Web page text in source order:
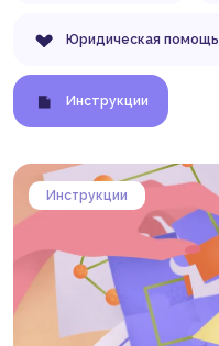
Юридическая помощь
Инструкции
Инструкции